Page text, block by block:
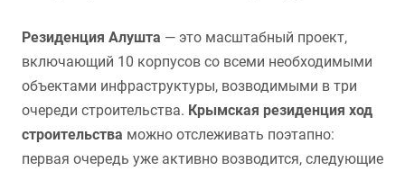
Резиденция Алушта — это масштабный проект,
включающий 10 корпусов со всеми необходимыми
объектами инфраструктуры, возводимыми в три
очереди строительства. Крымская резиденция ход
строительства можно отслеживать поэтапно:
первая очередь уже активно возводится, следующие